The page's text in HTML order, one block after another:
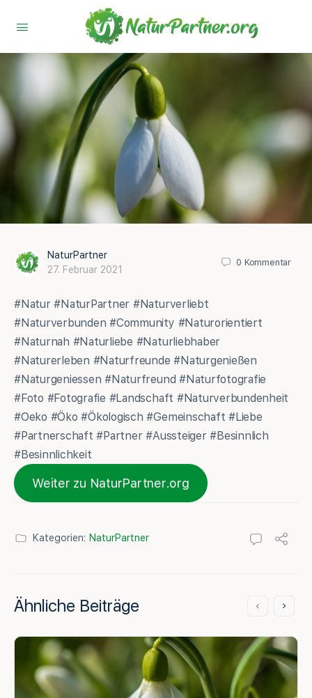
NaturPartner
27. Februar 2021
0 Kommentar
#Natur #NaturPartner #Naturverliebt
#Naturverbunden #Community #Naturorientiert
#Naturnah #Naturliebe #Naturliebhaber
#Naturerleben #Naturfreunde #Naturgenießen
#Naturgeniessen #Naturfreund #Naturfotografie
#Foto #Fotografie #Landschaft #Naturverbundenheit
#Oeko #Öko #Ökologisch #Gemeinschaft #Liebe
#Partnerschaft #Partner #Aussteiger #Besinnlich
#Besinnlichkeit
Weiter zu NaturPartner.org
Kategorien: NaturPartner
Ähnliche Beiträge